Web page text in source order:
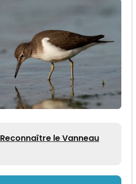
Reconnaître le Vanneau